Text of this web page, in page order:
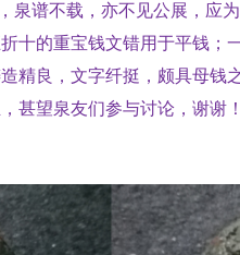
泉谱不载，亦不见公展，应
十的重宝钱文错用于平钱；
精良，文字纤挺，颇具母钱
甚望泉友们参与讨论，谢谢！